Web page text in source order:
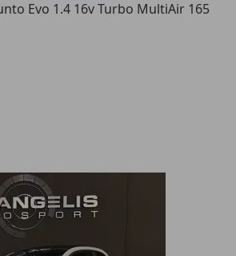
Evo 1.4 16v Turbo MultiAir 165